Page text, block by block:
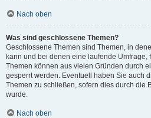
Nach oben
Was sind geschlossene Themen?
Geschlossene Themen sind Themen, in
kann und bei denen eine laufende
Themen können aus vielen Gründen durch
gesperrt werden. Eventuell haben Sie auch
Themen zu schließen, sofern dies durch die
wurde.
Nach oben